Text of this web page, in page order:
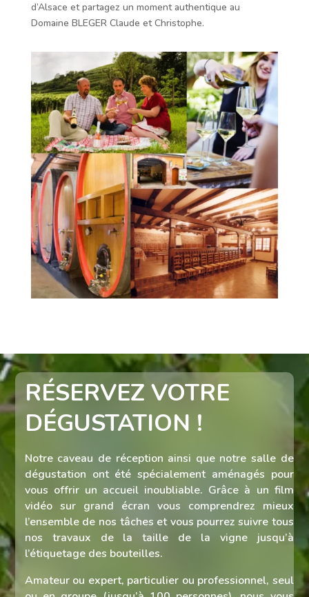
d’Alsace et partagez un moment authentique au
Domaine BLEGER Claude et Christophe.
RÉSERVEZ VOTRE
DÉGUSTATION !
Notre caveau de réception ainsi que notre salle de
dégustation ont été spécialement aménagés pour
vous offrir un accueil inoubliable. Grâce à un film
vidéo sur grand écran vous comprendrez mieux
l’ensemble de nos tâches et vous pourrez suivre tous
nos travaux de la taille de la vigne jusqu’à
l’étiquetage des bouteilles.
Amateur ou expert, particulier ou professionnel, seul